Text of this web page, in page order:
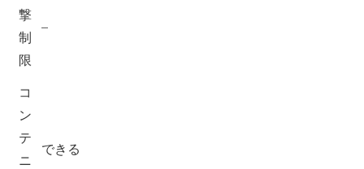
撃
制
限
–
コ
ン
テ
ニ
できる